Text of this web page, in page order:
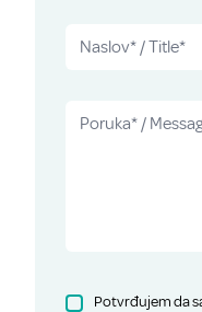
Potvrđujem da